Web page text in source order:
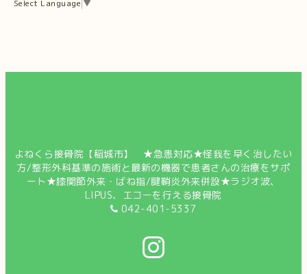
Select Language ▼
よねくら接骨院【稲城市】 ★急患対応★怪我を早く治したい
方/整形外科基準の施術と最新の機器で患者さんの治療をサポ
ート★膝関節外来・ばね指/腱鞘炎外来併設★ラジオ波、
LIPUS、エコーを行える接骨院
042-401-5337